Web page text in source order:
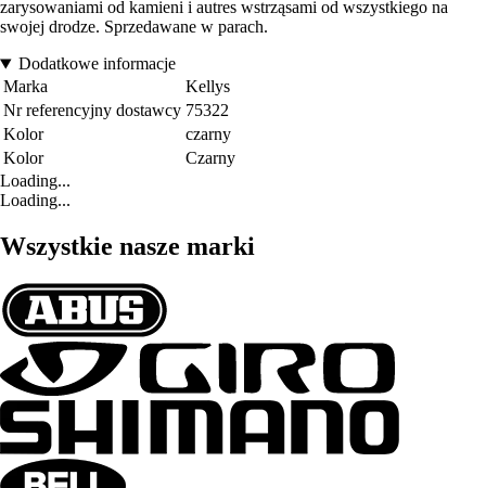
zarysowaniami od kamieni i autres wstrząsami od wszystkiego na
swojej drodze. Sprzedawane w parach.
Dodatkowe informacje
Marka
Kellys
Nr referencyjny dostawcy 75322
Kolor
czarny
Kolor
Czarny
Loading...
Loading...
Wszystkie nasze marki